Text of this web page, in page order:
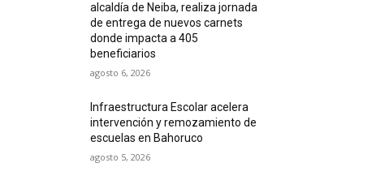
alcaldía de Neiba, realiza jornada
de entrega de nuevos carnets
donde impacta a 405
beneficiarios
agosto 6, 2026
Infraestructura Escolar acelera
intervención y remozamiento de
escuelas en Bahoruco
agosto 5, 2026